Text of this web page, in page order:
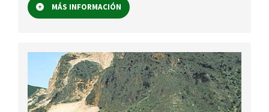
MÁS INFORMACIÓN